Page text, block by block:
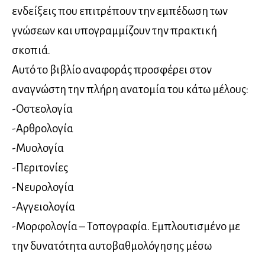
ενδείξεις που επιτρέπουν την εμπέδωση των
γνώσεων και υπογραμμίζουν την πρακτική
σκοπιά.
Αυτό το βιβλίο αναφοράς προσφέρει στον
αναγνώστη την πλήρη ανατομία του κάτω μέλους:
-Οστεολογία
-Αρθρολογία
-Μυολογία
-Περιτονίες
-Νευρολογία
-Αγγειολογία
-Μορφολογία – Τοπογραφία. Εμπλουτισμένο με
την δυνατότητα αυτοβαθμολόγησης μέσω